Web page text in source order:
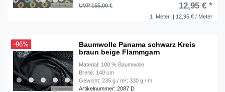
1 Meter | 12,95 € / Meter
UVP 155,00 € 12,95 € *
-96%
Baumwolle Panama schwarz Kreis
braun beige Flammgarn
Material: 100 % Baumwolle
Breite: 140 cm
Gewicht: 235 g / m²; 330 g / m
Artikelnummer: 2087 D